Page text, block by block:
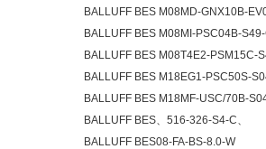
BALLUFF BES M08MD-GNX10B-
BALLUFF BES M08MI-PSC04B-
BALLUFF BES M08T4E2-PSM15C-
BALLUFF BES M18EG1-PSC50S-
BALLUFF BES M18MF-USC/70B-
BALLUFF BES、516-326-S4-C、
BALLUFF BES08-FA-BS-8.0-W